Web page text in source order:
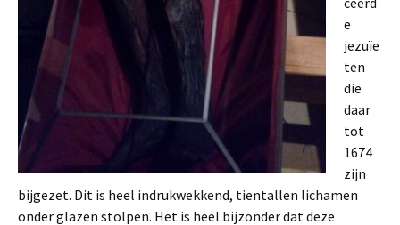
e
jezuïe
ten
die
daar
tot
1674
zijn
bijgezet. Dit is heel indrukwekkend, tientallen lichamen
onder glazen stolpen. Het is heel bijzonder dat deze